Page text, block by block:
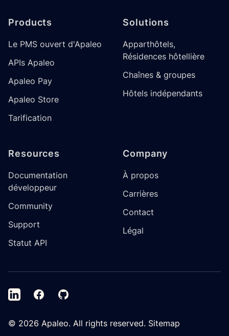
Products
Le PMS ouvert d'Apaleo
APIs Apaleo
Apaleo Pay
Apaleo Store
Tarification
Solutions
Apparthôtels,
Résidences hôtellière
Chaînes & groupes
Hôtels indépendants
Resources
Documentation
développeur
Community
Support
Statut API
Company
À propos
Carrières
Contact
Légal
LinkedInFacebookGitHub
© 2026 Apaleo. All rights reserved. Sitemap